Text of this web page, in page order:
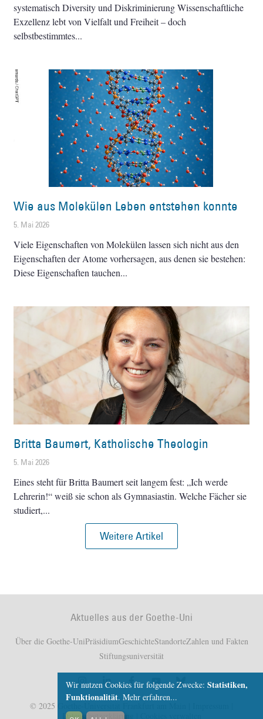
systematisch Diversity und Diskriminierung Wissenschaftliche
Exzellenz lebt von Vielfalt und Freiheit – doch
selbstbestimmtes
Wie aus Molekülen Leben entstehen konnte
5. Mai 2026
Viele Eigenschaften von Molekülen lassen sich nicht aus den
Eigenschaften der Atome vorhersagen, aus denen sie bestehen:
Diese Eigenschaften tauchen
Britta Baumert, Katholische Theologin
5. Mai 2026
Eines steht für Britta Baumert seit langem fest: „Ich werde
Lehrerin!“ weiß sie schon als Gymnasiastin. Welche Fächer sie
studiert,
Weitere Artikel
Aktuelles aus der Goethe-Uni
Über die Goethe-UniPräsidiumGeschichteStandorteZahlen und Fakten
Stiftungsuniversität
© 2025 Goethe-Universität Frankfurt am Main |
Datenschutzerklärung
Wir nutzen Cookies für folgende Zwecke: Statistiken,
Funktionalität. Mehr erfahren...